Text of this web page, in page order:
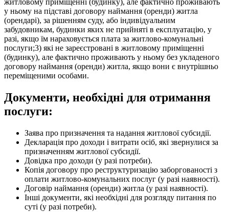
у ньому на підставі договору наймання (оренди) житла
(орендарі), за рішенням суду, або індивідуальним
забудовникам, будинки яких не прийняті в експлуатацію, у
разі, якщо їм нараховується плата за житлово-комунальні
послуги;3) які не зареєстровані в житловому приміщенні
(будинку), але фактично проживають у ньому без укладеного
договору наймання (оренди) житла, якщо вони є внутрішньо
переміщеними особами.
Документи, необхідні для отримання
послуги:
Заява про призначення та надання житлової субсидії.
Декларація про доходи і витрати осіб, які звернулися за
призначенням житлової субсидії.
Довідка про доходи (у разі потреби).
Копія договору про реструктуризацію заборгованості з
оплати житлово-комунальних послуг (у разі наявності).
Договір наймання (оренди) житла (у разі наявності).
Інші документи, які необхідні для розгляду питання по
суті (у разі потреби).